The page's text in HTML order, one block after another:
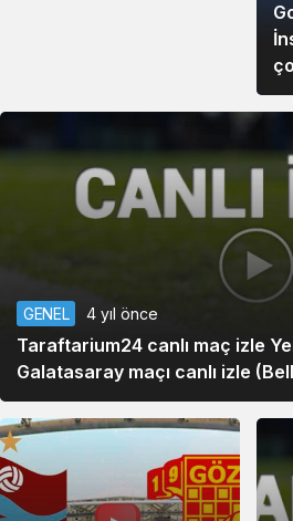
GENEL 4 yıl önce
Taraftarium24 canlı maç izle
Galatasaray maçı canlı izle